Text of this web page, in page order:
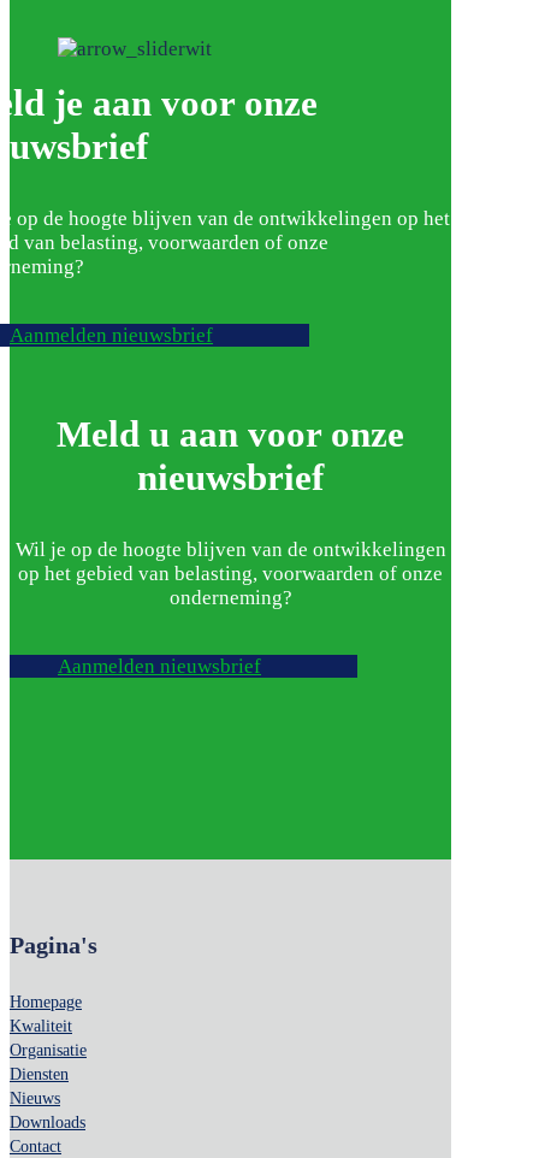
je aan voor onze
op de hoogte blijven van de ontwikkelingen op het
van belasting, voorwaarden of onze
Aanmelden nieuwsbrief
Meld u aan voor onze
nieuwsbrief
Wil je op de hoogte blijven van de ontwikkelingen
op het gebied van belasting, voorwaarden of onze
onderneming?
Aanmelden nieuwsbrief
Pagina's
Homepage
Kwaliteit
Organisatie
Diensten
Nieuws
Downloads
Contact